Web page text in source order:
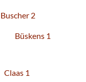
Buscher 2
Büskens 1
Claas 1